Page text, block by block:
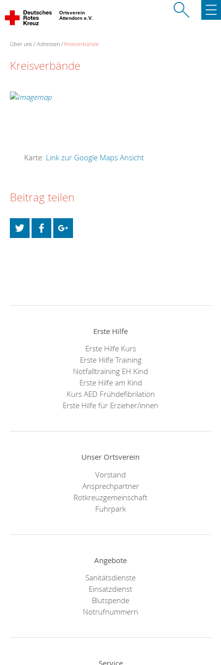
Ortsverein
Attendorn e.V.
Über uns Adressen Kreisverbände
Kreisverbände
Karte: Link zur Google Maps Ansicht
Beitrag teilen
Erste Hilfe
Erste Hilfe Kurs
Erste Hilfe Training
Notfalltraining EH Kind
Erste Hilfe am Kind
Kurs AED Frühdefibrilation
Erste Hilfe für Erzieher/innen
Unser Ortsverein
Vorstand
Ansprechpartner
Rotkreuzgemeinschaft
Fuhrpark
Angebote
Sanitätsdienste
Einsatzdienst
Blutspende
Notrufnummern